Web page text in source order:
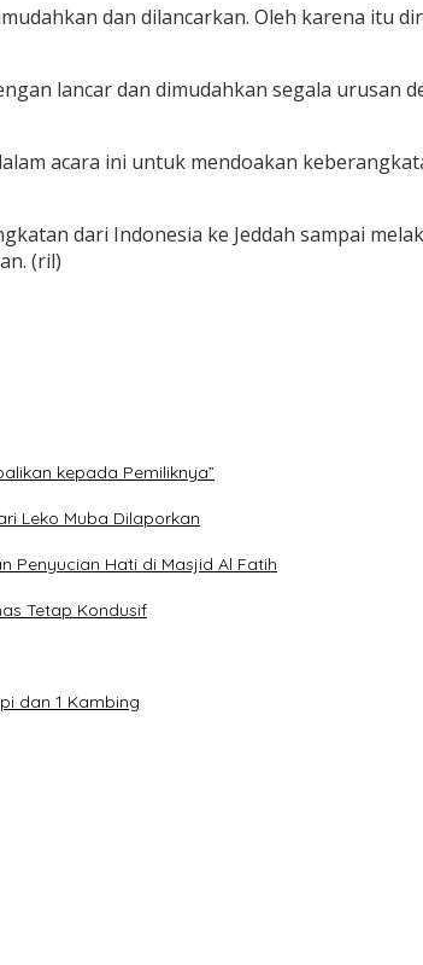
dan dilancarkan. Oleh karena itu
lancar dan dimudahkan segala urusan
acara ini untuk mendoakan
dari Indonesia ke Jeddah sampai
(ril)
kepada Pemiliknya”
Leko Muba Dilaporkan
Penyucian Hati di Masjid Al Fatih
Tetap Kondusif
dan 1 Kambing